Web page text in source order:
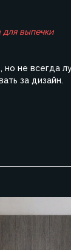
для выпечки
не всегда
за дизайн.